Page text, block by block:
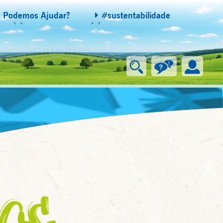
Podemos Ajudar? #sustentabilidade